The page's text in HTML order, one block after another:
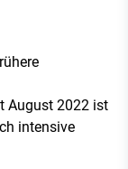
August 2022 ist
intensive